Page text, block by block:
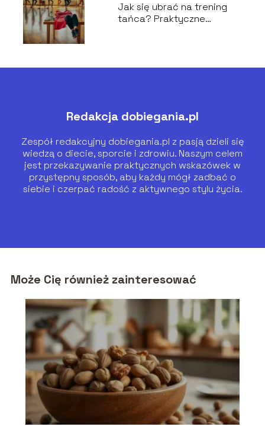
Jak się ubrać na trening
tańca? Praktyczne
Redakcja dobiegania.pl
Zespół redakcyjny dobiegania.pl z pasją dzieli się
wiedzą o diecie, sporcie i zdrowiu. Naszym celem
jest przekazywanie praktycznych wskazówek w
przystępny sposób, aby każdy mógł zadbać o
siebie i czerpać radość z aktywnego stylu życia.
Może Cię również zainteresować